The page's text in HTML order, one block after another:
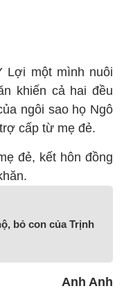
Lợi một mình nuôi
khiến cả hai đều
ngôi sao họ Ngô
cấp từ mẹ đẻ.
đẻ, kết hôn đồng
bỏ con của Trịnh
Anh Anh